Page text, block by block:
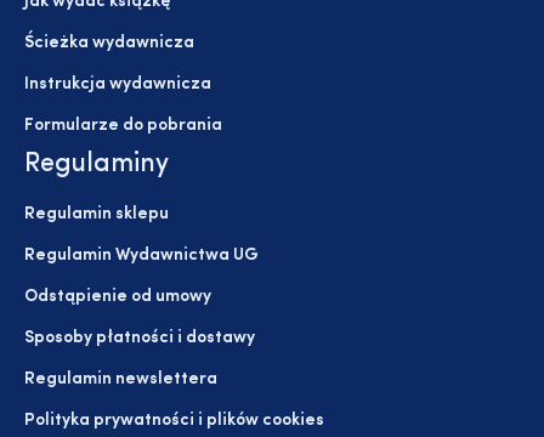
Ścieżka wydawnicza
Instrukcja wydawnicza
Formularze do pobrania
Regulaminy
Regulamin sklepu
Regulamin Wydawnictwa UG
Odstąpienie od umowy
Sposoby płatności i dostawy
Regulamin newslettera
Polityka prywatności i plików cookies